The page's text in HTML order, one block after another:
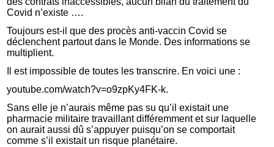
Covid n’existe ….
Toujours est-il que des procès anti-vaccin Covid se
déclenchent partout dans le Monde. Des informations se
multiplient.
Il est impossible de toutes les transcrire. En voici une :
youtube.com/watch?v=o9zpKy4FK-k.
Sans elle je n’aurais même pas su qu’il existait une
pharmacie militaire travaillant différemment et sur laquelle
on aurait aussi dû s’appuyer puisqu’on se comportait
comme s’il existait un risque planétaire.